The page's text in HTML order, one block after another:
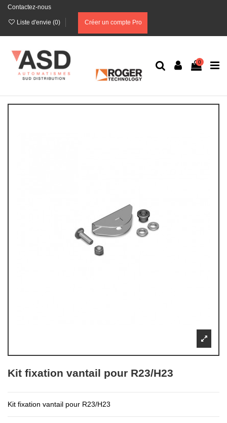
Contactez-nous
Liste d'envie (0) Créer un compte Pro
0
Kit fixation vantail pour R23/H23
Kit fixation vantail pour R23/H23